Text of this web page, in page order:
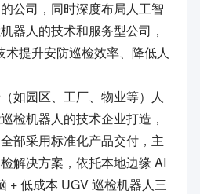
公司，同时深度布局人工智
器人的技术和服务型公司，
提升安防巡检效率、降低人
如园区、工厂、物业等）人
检机器人的技术企业打造，
部采用标准化产品交付，主
解决方案，依托本地边缘 AI
+ 低成本 UGV 巡检机器人三